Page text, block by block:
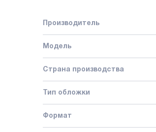
Производитель
Модель
Страна производства
Тип обложки
Формат